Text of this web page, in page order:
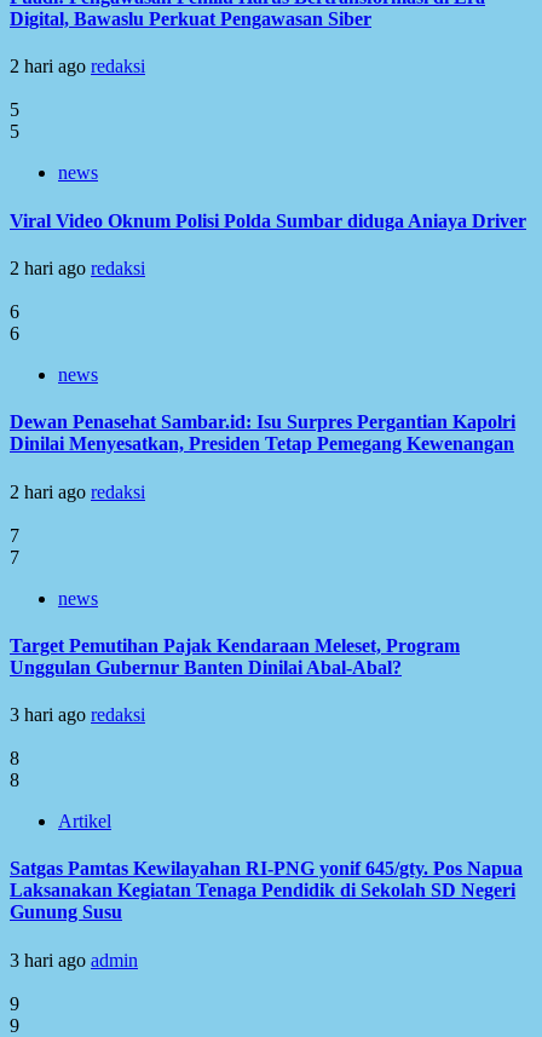
Digital, Bawaslu Perkuat Pengawasan Siber
2 hari ago redaksi
5
5
news
Viral Video Oknum Polisi Polda Sumbar diduga Aniaya Driver
2 hari ago redaksi
6
6
news
Dewan Penasehat Sambar.id: Isu Surpres Pergantian Kapolri
Dinilai Menyesatkan, Presiden Tetap Pemegang Kewenangan
2 hari ago redaksi
7
7
news
Target Pemutihan Pajak Kendaraan Meleset, Program
Unggulan Gubernur Banten Dinilai Abal-Abal?
3 hari ago redaksi
8
8
Artikel
Satgas Pamtas Kewilayahan RI-PNG yonif 645/gty. Pos Napua
Laksanakan Kegiatan Tenaga Pendidik di Sekolah SD Negeri
Gunung Susu
3 hari ago admin
9
9